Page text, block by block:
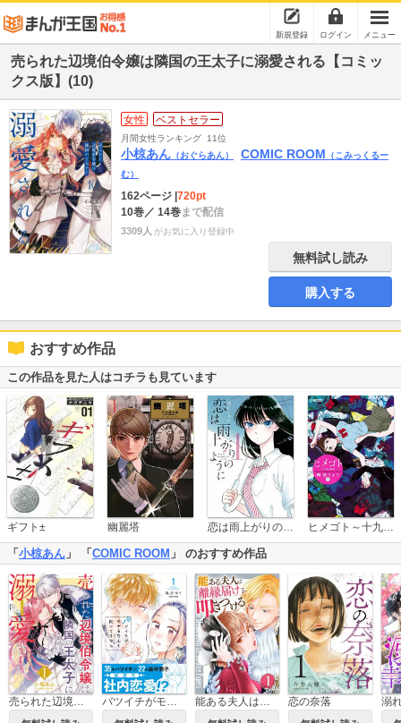
新規登録 ログイン メニュー
売られた辺境伯令嬢は隣国の王太子に溺愛される【コミッ
クス版】(10)
女性 ベストセラー
月間女性ランキング 11位
小椋あん （おぐらあん） COMIC ROOM （こみっくるー
む）
162ページ 720pt
10巻／ 14巻まで配信
3309人 がお気に入り登録中
無料試し読み
購入する
おすすめ作品
この作品を見た人はコチラも見ています
ギフト± 幽麗塔 恋は雨上がりのように ヒメゴト～十九歳の制服～
「 小椋あん 」 「 COMIC ROOM 」 のおすすめ作品
バツイチがモテるなんて聞いてません【コミックス版】 能ある夫人は離縁届けを叩きつける 恋の奈落